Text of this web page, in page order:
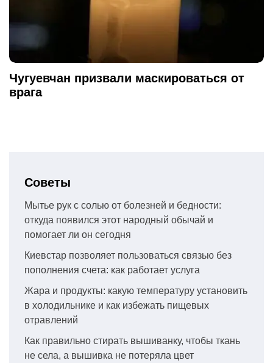
Чугуевчан призвали маскироваться от
врага
Советы
Мытье рук с солью от болезней и бедности:
откуда появился этот народный обычай и
помогает ли он сегодня
Киевстар позволяет пользоваться связью без
пополнения счета: как работает услуга
Жара и продукты: какую температуру установить
в холодильнике и как избежать пищевых
отравлений
Как правильно стирать вышиванку, чтобы ткань
не села, а вышивка не потеряла цвет